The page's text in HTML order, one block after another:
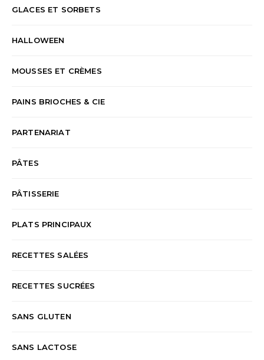
GLACES ET SORBETS
HALLOWEEN
MOUSSES ET CRÈMES
PAINS BRIOCHES & CIE
PARTENARIAT
PÂTES
PÂTISSERIE
PLATS PRINCIPAUX
RECETTES SALÉES
RECETTES SUCRÉES
SANS GLUTEN
SANS LACTOSE